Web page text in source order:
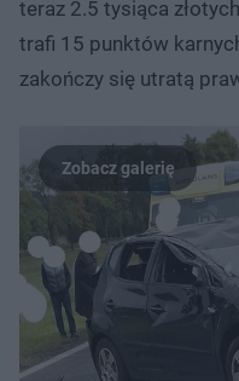
teraz 2.5 tysiąca
trafi 15 punktów
zakończy się utratą